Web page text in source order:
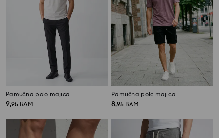
Pamučna polo majica
9,95 BAM
Pamučna polo majica
8,95 BAM